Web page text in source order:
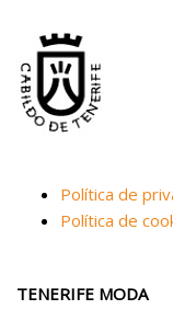
Política de
Política de
TENERIFE MODA